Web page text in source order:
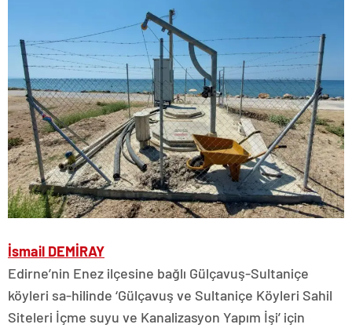
İsmail DEMİRAY
Edirne’nin Enez ilçesine bağlı Gülçavuş-Sultaniçe
köyleri sa-hilinde ‘Gülçavuş ve Sultaniçe Köyleri Sahil
Siteleri İçme suyu ve Kanalizasyon Yapım İşi’ için